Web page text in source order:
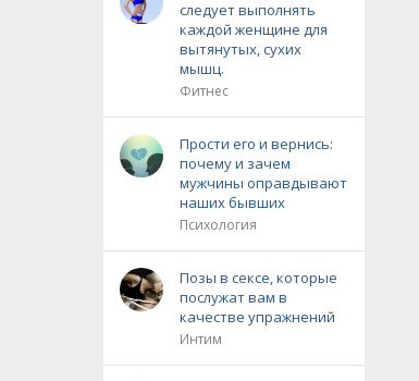
следует выполнять
каждой женщине для
вытянутых, сухих
мышц.
Фитнес
Прости его и вернись:
почему и зачем
мужчины оправдывают
наших бывших
Психология
Позы в сексе, которые
послужат вам в
качестве упражнений
Интим